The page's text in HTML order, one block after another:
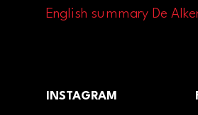
English summary De
INSTAGRAM